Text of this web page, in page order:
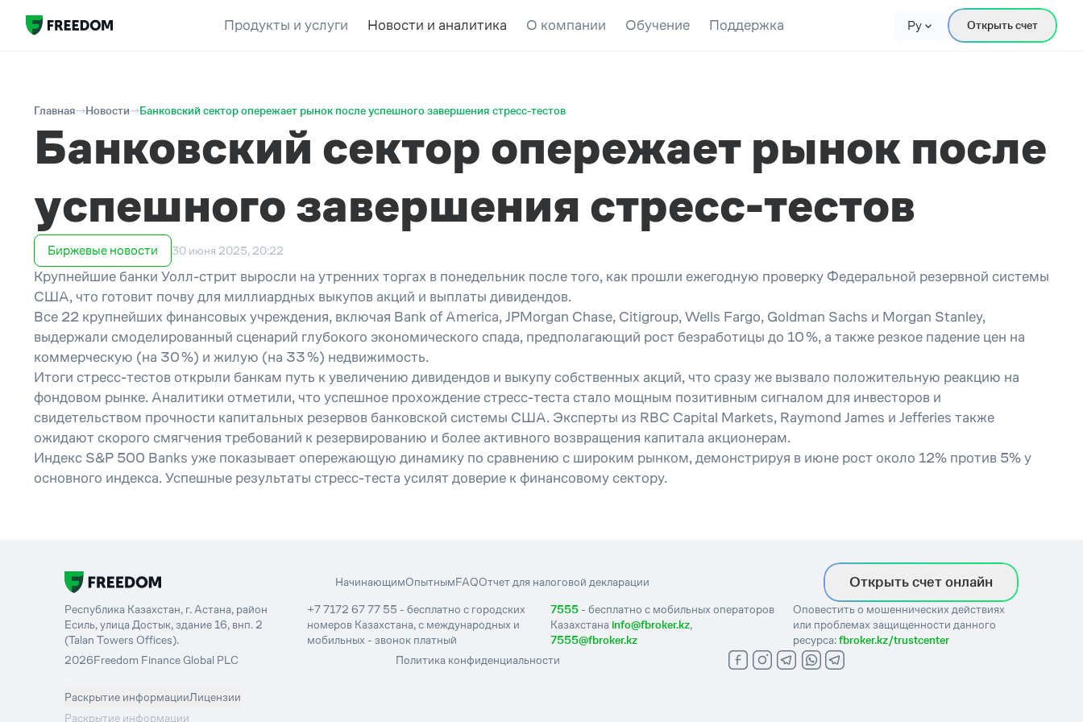
Продукты и услуги Новости и аналитика О компании Обучение Поддержка Ру Открыть счет
Главная Новости Банковский сектор опережает рынок после успешного завершения стресс-тестов
Банковский сектор опережает рынок после
успешного завершения стресс-тестов
Биржевые новости 30 июня 2025, 20:22
Крупнейшие банки Уолл-стрит выросли на утренних торгах в понедельник после того, как прошли ежегодную проверку Федеральной резервной системы
США, что готовит почву для миллиардных выкупов акций и выплаты дивидендов.
Все 22 крупнейших финансовых учреждения, включая Bank of America, JPMorgan Chase, Citigroup, Wells Fargo, Goldman Sachs и Morgan Stanley,
выдержали смоделированный сценарий глубокого экономического спада, предполагающий рост безработицы до 10 %, а также резкое падение цен на
коммерческую (на 30 %) и жилую (на 33 %) недвижимость.
Итоги стресс-тестов открыли банкам путь к увеличению дивидендов и выкупу собственных акций, что сразу же вызвало положительную реакцию на
фондовом рынке. Аналитики отметили, что успешное прохождение стресс-теста стало мощным позитивным сигналом для инвесторов и
свидетельством прочности капитальных резервов банковской системы США. Эксперты из RBC Capital Markets, Raymond James и Jefferies также
ожидают скорого смягчения требований к резервированию и более активного возвращения капитала акционерам.
Индекс S&P 500 Banks уже показывает опережающую динамику по сравнению с широким рынком, демонстрируя в июне рост около 12% против 5% у
основного индекса. Успешные результаты стресс-теста усилят доверие к финансовому сектору.
НачинающимОпытнымFAQОтчет для налоговой декларации Открыть счет онлайн
Республика Казахстан, г. Астана, район
Есиль, улица Достык, здание 16, внп. 2
(Talan Towers Offices).
+7 7172 67 77 55 - бесплатно с городских
номеров Казахстана, с международных и
мобильных - звонок платный
7555- бесплатно с мобильных операторов
Казахстанаinfo@fbroker.kz,
7555@fbroker.kz
Оповестить о мошеннических действиях
или проблемах защищенности данного
ресурса:fbroker.kz/trustcenter
2026Freedom Finance Global PLC
Политика конфиденциальности
Раскрытие информацииЛицензии
Раскрытие информации